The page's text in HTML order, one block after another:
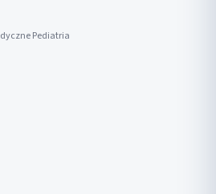
Pediatria